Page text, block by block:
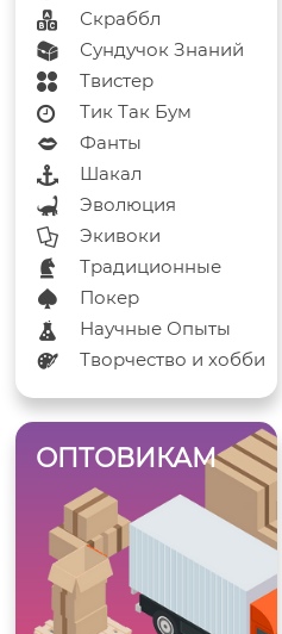
Скраббл
Сундучок Знаний
Твистер
Тик Так Бум
Фанты
Шакал
Эволюция
Экивоки
Традиционные
Покер
Научные Опыты
Творчество и хобби
ОПТОВИКАМ